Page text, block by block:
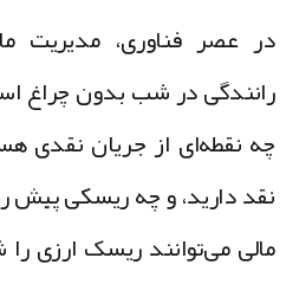
عصر فناوری، مدیریت
در شب بدون چراغ است.
نقطه‌ای از جریان نقدی
دارید، و چه ریسکی پیش رو
می‌توانند ریسک ارزی را